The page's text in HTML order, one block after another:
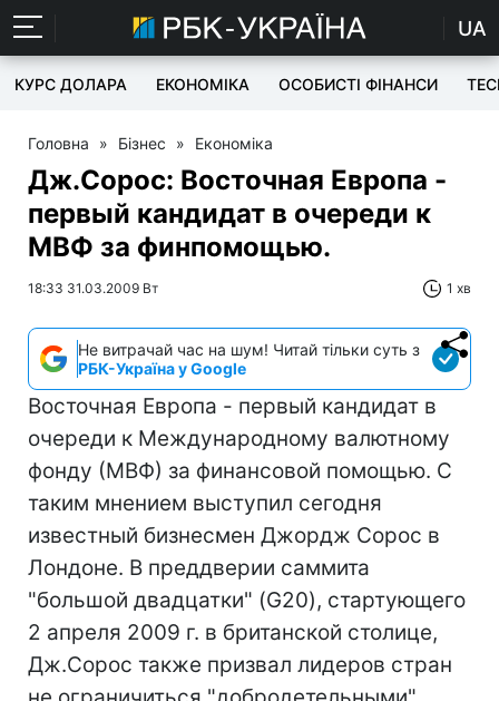
UA
КУРС ДОЛАРА ЕКОНОМІКА ОСОБИСТІ ФІНАНСИ
Головна » Бізнес » Економіка
Дж.Сорос: Восточная Европа -
первый кандидат в очереди к
МВФ за финпомощью.
18:33 31.03.2009 Вт 1 хв
Не витрачай час на шум! Читай тільки суть з
РБК-Україна у Google
Восточная Европа - первый кандидат в
очереди к Международному валютному
фонду (МВФ) за финансовой помощью. С
таким мнением выступил сегодня
известный бизнесмен Джордж Сорос в
Лондоне. В преддверии саммита
"большой двадцатки" (G20), стартующего
2 апреля 2009 г. в британской столице,
Дж.Сорос также призвал лидеров стран